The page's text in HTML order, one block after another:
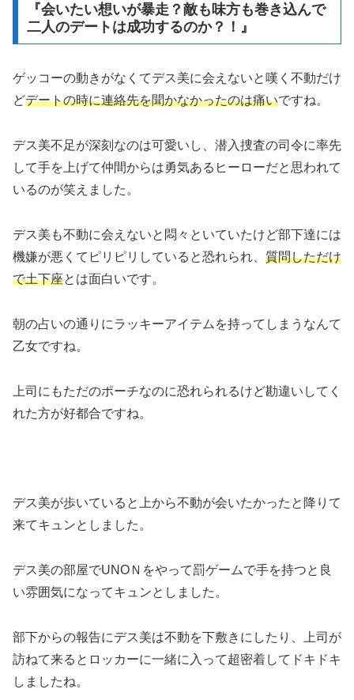
『会いたい想いが暴走？敵も味方も巻き込んで
二人のデートは成功するのか？！』
ゲッコーの動きがなくてデス美に会えないと嘆く不動だけ
どデートの時に連絡先を聞かなかったのは痛いですね。
デス美不足が深刻なのは可愛いし、潜入捜査の司令に率先
して手を上げて仲間からは勇気あるヒーローだと思われて
いるのが笑えました。
デス美も不動に会えないと悶々といていたけど部下達には
機嫌が悪くてピリピリしていると恐れられ、 質問しただけ
で土下座とは面白いです。
朝の占いの通りにラッキーアイテムを持ってしまうなんて
乙女ですね。
上司にもただのポーチなのに恐れられるけど勘違いしてく
れた方が好都合ですね。
デス美が歩いていると上から不動が会いたかったと降りて
来てキュンとしました。
デス美の部屋でUNOＮをやって罰ゲームで手を持つと良
い雰囲気になってキュンとしました。
部下からの報告にデス美は不動を下敷きにしたり、上司が
訪ねて来るとロッカーに一緒に入って超密着してドキドキ
しましたね。